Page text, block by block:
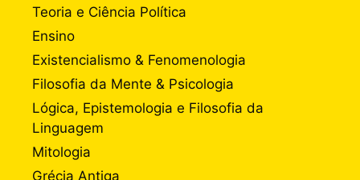
Teoria e Ciência Política
Ensino
Existencialismo & Fenomenologia
Filosofia da Mente & Psicologia
Lógica, Epistemologia e Filosofia da
Linguagem
Mitologia
Grécia Antiga